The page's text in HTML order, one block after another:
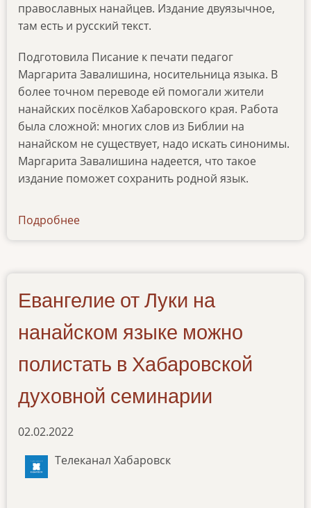
православных нанайцев. Издание двуязычное,
там есть и русский текст.
Подготовила Писание к печати педагог
Маргарита Завалишина, носительница языка. В
более точном переводе ей помогали жители
нанайских посёлков Хабаровского края. Работа
была сложной: многих слов из Библии на
нанайском не существует, надо искать синонимы.
Маргарита Завалишина надеется, что такое
издание поможет сохранить родной язык.
Подробнее
03022022
Евангелие от Луки на
нанайском языке можно
полистать в Хабаровской
духовной семинарии
02.02.2022
Телеканал Хабаровск